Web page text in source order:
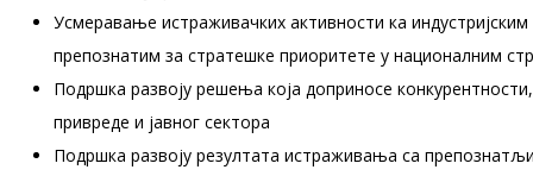
Усмеравање истраживачких активности ка
препознатим за стратешке приоритете у националним
Подршка развоју решења која доприносе
привреде и јавног сектора
Подршка развоју резултата истраживања са